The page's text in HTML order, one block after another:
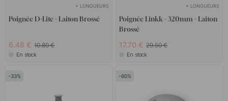
+ LONGUEURS
Poignée D-Lite - Laiton Brossé
6.48 € 10.80 €
En stock
+ LONGUEURS
Poignée Linkk - 320mm - Laiton
Brossé
17.70 € 29.50 €
En stock
33 60